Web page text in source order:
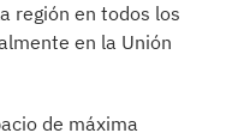
región en todos los
en la Unión
de máxima